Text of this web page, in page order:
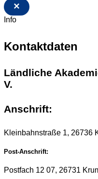
×
Info
Kontaktdaten
Ländliche
V.
Anschrift:
Kleinbahnstraße 1, 26736
Post-Anschrift:
Postfach 12 07, 26731